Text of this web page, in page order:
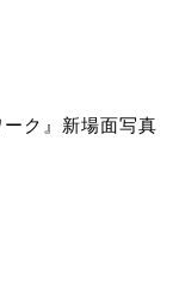
ク』新場面写真